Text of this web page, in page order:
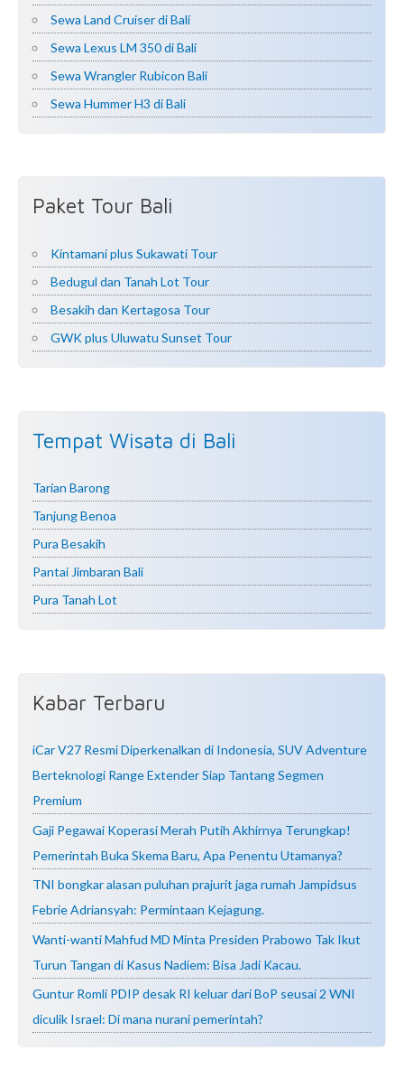
Sewa Land Cruiser di Bali
Sewa Lexus LM 350 di Bali
Sewa Wrangler Rubicon Bali
Sewa Hummer H3 di Bali
Paket Tour Bali
Kintamani plus Sukawati Tour
Bedugul dan Tanah Lot Tour
Besakih dan Kertagosa Tour
GWK plus Uluwatu Sunset Tour
Tempat Wisata di Bali
Tarian Barong
Tanjung Benoa
Pura Besakih
Pantai Jimbaran Bali
Pura Tanah Lot
Kabar Terbaru
iCar V27 Resmi Diperkenalkan di Indonesia, SUV Adventure
Berteknologi Range Extender Siap Tantang Segmen
Premium
Gaji Pegawai Koperasi Merah Putih Akhirnya Terungkap!
Pemerintah Buka Skema Baru, Apa Penentu Utamanya?
TNI bongkar alasan puluhan prajurit jaga rumah Jampidsus
Febrie Adriansyah: Permintaan Kejagung.
Wanti-wanti Mahfud MD Minta Presiden Prabowo Tak Ikut
Turun Tangan di Kasus Nadiem: Bisa Jadi Kacau.
Guntur Romli PDIP desak RI keluar dari BoP seusai 2 WNI
diculik Israel: Di mana nurani pemerintah?